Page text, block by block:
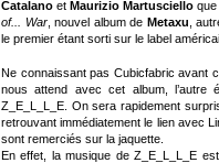
Catalano et Maurizio Martusciello que
of... War, nouvel album de Metaxu ,
le premier étant sorti sur le label
Ne connaissant pas Cubicfabric avant
nous attend avec cet album, l’autre
Z_E_L_L_E. On sera rapidement
retrouvant immédiatement le lien avec
sont remerciés sur la jaquette.
En effet, la musique de Z_E_L_L_E